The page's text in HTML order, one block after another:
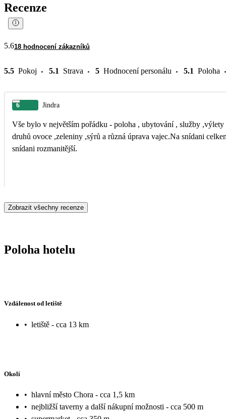
Recenze
5.618 hodnocení zákazníků
5.5 Pokoj 5.1 Strava 5 Hodnocení personálu 5.1 Poloha
6 Jindra
Vše bylo v největším pořádku - poloha , ubytování , služby
druhů ovoce ,zeleniny ,sýrů a různá úprava vajec.Na snídani
snídani rozmanitější.
Zobrazit všechny recenze
Poloha hotelu
Vzdálenost od letiště
• letiště - cca 13 km
Okolí
• hlavní město Chora - cca 1,5 km
• nejbližší taverny a další nákupní možnosti - cca 500 m